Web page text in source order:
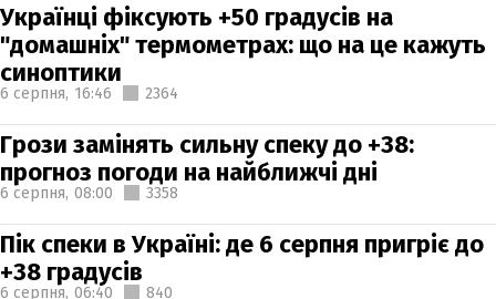
Українці фіксують +50 градусів на
"домашніх" термометрах: що на це кажуть
синоптики
6 серпня, 16:46 2364
Грози замінять сильну спеку до +38:
прогноз погоди на найближчі дні
6 серпня, 08:00 3358
Пік спеки в Україні: де 6 серпня пригріє до
+38 градусів
6 серпня, 06:40 840